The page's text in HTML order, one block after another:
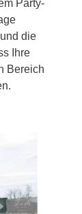
Party-
die
Ihre
Bereich